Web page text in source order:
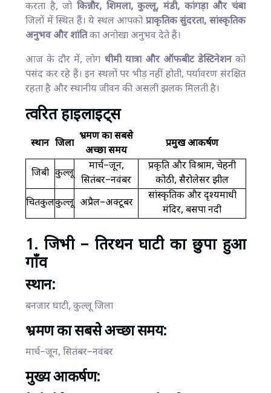
करता है, जो किन्नौर, शिमला, कुल्लू, मंडी, कांगड़ा और चंबा
जिलों में स्थित हैं। ये स्थल आपको प्राकृतिक सुंदरता, सांस्कृतिक
अनुभव और शांतिका अनोखा अनुभव देते हैं।
आज के दौर में, लोग धीमी यात्रा और ऑफबीट डेस्टिनेशनको
पसंद कर रहे हैं। इन स्थलों पर भीड़ नहीं होती, पर्यावरण संरक्षित
रहता है और स्थानीय जीवन की असली झलक मिलती है।
त्वरित हाइलाइट्स
स्थान जिला
भ्रमण का सबसे
अच्छा समय
प्रमुख आकर्षण
जिबी कुल्लू
मार्च–जून,
सितंबर–नवंबर
प्रकृति और विश्राम, चेहनी
कोठी, सैरोलेसर झील
चितकुलकुल्लू अप्रैल–अक्टूबर
सांस्कृतिक और दृश्यमाधी
मंदिर, बसपा नदी
1. जिभी – तिरथन घाटी का छुपा हुआ
गाँव
स्थान:
बनजार घाटी, कुल्लू जिला
भ्रमण का सबसे अच्छा समय:
मार्च–जून, सितंबर–नवंबर
मुख्य आकर्षण: